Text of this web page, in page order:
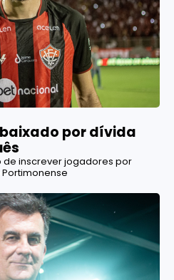
por dívida
inscrever jogadores por